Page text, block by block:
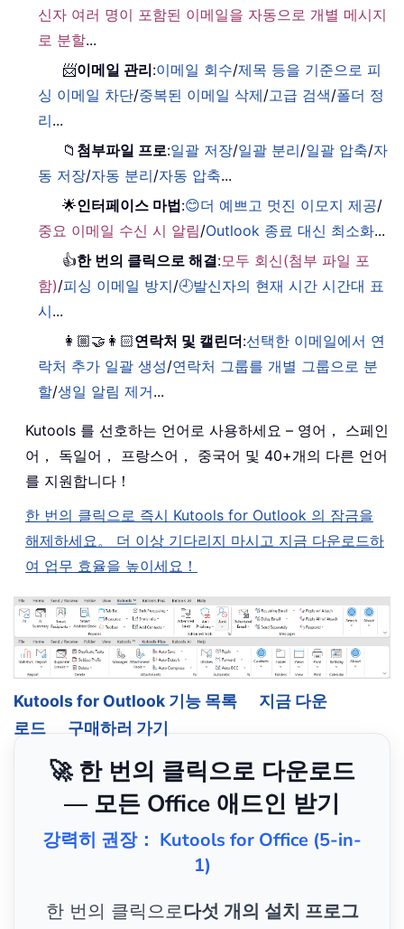
신자 여러 명이 포함된 이메일을 자동으로 개별 메시지
로 분할...
📨이메일 관리:이메일 회수/제목 등을 기준으로 피
싱 이메일 차단/중복된 이메일 삭제/고급 검색/폴더 정
리...
📁 첨부파일 프로:일괄 저장/일괄 분리/일괄 압축/자
동 저장/자동 분리/자동 압축...
🌟인터페이스 마법:😊더 예쁘고 멋진 이모지 제공/
중요 이메일 수신 시 알림/Outlook 종료 대신 최소화...
👍한 번의 클릭으로 해결:모두 회신(첨부 파일 포
함)/피싱 이메일 방지/🕘발신자의 현재 시간 시간대 표
시...
👩🏼‍🤝‍👩🏻연락처 및 캘린더:선택한 이메일에서 연
락처 추가 일괄 생성/연락처 그룹를 개별 그룹으로 분
할/생일 알림 제거...
Kutools 를 선호하는 언어로 사용하세요 – 영어， 스페인
어， 독일어， 프랑스어， 중국어 및 40+개의 다른 언어
를 지원합니다！
한 번의 클릭으로 즉시 Kutools for Outlook 의 잠금을
해제하세요。 더 이상 기다리지 마시고 지금 다운로드하
여 업무 효율을 높이세요！
Kutools for Outlook 기능 목록
지금 다운
로드
구매하러 가기
🚀 한 번의 클릭으로 다운로드
— 모든 Office 애드인 받기
강력히 권장： Kutools for Office (5-in-
1)
한 번의 클릭으로다섯 개의 설치 프로그